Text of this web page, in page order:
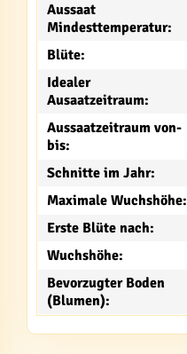
Aussaat
Mindesttemperatur:
Blüte:
Idealer
Ausaatzeitraum:
Aussaatzeitraum von-
bis:
Schnitte im Jahr:
Maximale Wuchshöhe:
Erste Blüte nach:
Wuchshöhe:
Bevorzugter Boden
(Blumen):